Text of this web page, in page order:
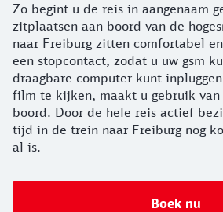
Zo begint u de reis in aangenaam
zitplaatsen aan boord van de
naar Freiburg zitten comfortabel
een stopcontact, zodat u uw gsm
draagbare computer kunt
film te kijken, maakt u gebruik
boord. Door de hele reis actief
tijd in de trein naar Freiburg nog
al is.
Boek nu